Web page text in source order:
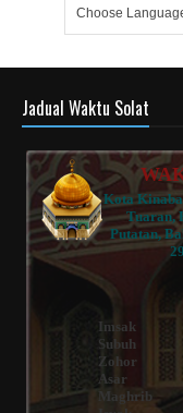
Jadual Waktu Solat